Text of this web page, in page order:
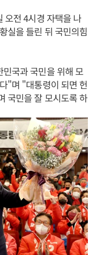
오전 4시경 자택을 나
실을 들린 뒤 국민의힘
국과 국민을 위해 모
"며 "대통령이 되면 헌
국민을 잘 모시도록 하